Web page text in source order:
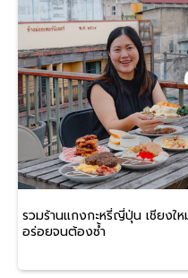
รวมร้านแกงกะหรี่ญี่ปุ่น เชียงให
อร่อยจนต้องซ้ำ